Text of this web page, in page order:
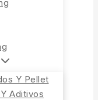
Y Pellet
Aditivos